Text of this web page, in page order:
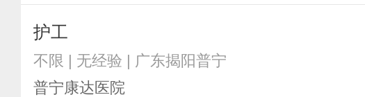
护工
不限 | 无经验 | 广东揭阳普宁
普宁康达医院